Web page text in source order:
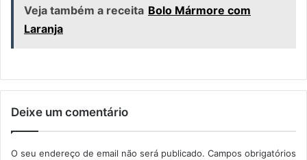
Veja também a receita Bolo Mármore com
Laranja
Deixe um comentário
O seu endereço de email não será publicado. Campos obrigatórios